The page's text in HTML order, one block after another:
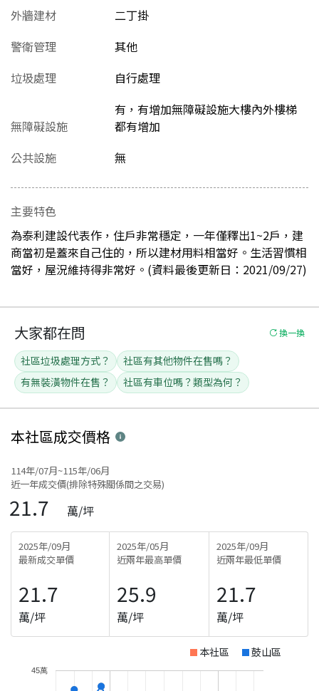
外牆建材
二丁掛
警衛管理
其他
垃圾處理
自行處理
無障礙設施
有，有增加無障礙設施大樓內外樓梯
都有增加
公共設施
無
主要特色
為泰利建設代表作，住戶非常穩定，一年僅釋出1~2戶，建
商當初是蓋來自己住的，所以建材用料相當好。生活習慣相
當好，屋況維持得非常好。(資料最後更新日：2021/09/27)
大家都在問 換一換
社區垃圾處理方式？
社區有其他物件在售嗎？
有無裝潢物件在售？
社區有車位嗎？類型為何？
本社區成交價格
114年/07月~115年/06月
近一年成交價(排除特殊關係間之交易)
21.7 萬/坪
2025年/09月
最新成交單價
21.7
萬/坪
2025年/05月
近兩年最高單價
25.9
萬/坪
2025年/09月
近兩年最低單價
21.7
萬/坪
本社區 鼓山區
45萬